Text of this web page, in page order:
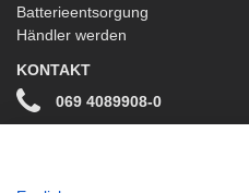
Batterieentsorgung
Händler werden
KONTAKT
069 4089908-0